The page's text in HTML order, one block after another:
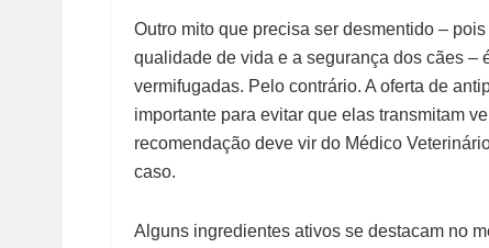
Outro mito que precisa ser desmentido –
qualidade de vida e a segurança dos cães –
vermifugadas. Pelo contrário. A oferta de
importante para evitar que elas transmitam
recomendação deve vir do Médico
caso.
Alguns ingredientes ativos se destacam no